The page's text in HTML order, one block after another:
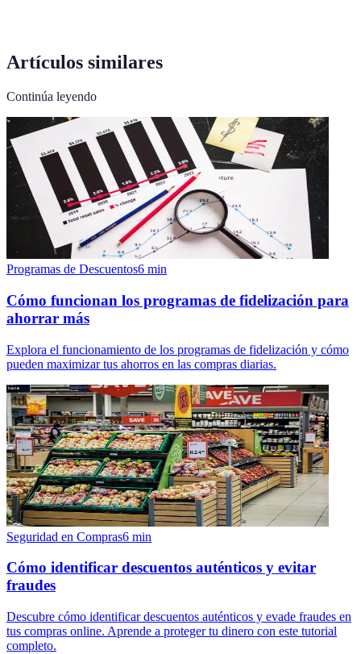
Artículos similares
Continúa leyendo
Programas de Descuentos6 min
Cómo funcionan los programas de fidelización para
ahorrar más
Explora el funcionamiento de los programas de fidelización y cómo
pueden maximizar tus ahorros en las compras diarias.
Seguridad en Compras6 min
Cómo identificar descuentos auténticos y evitar
fraudes
Descubre cómo identificar descuentos auténticos y evade fraudes en
tus compras online. Aprende a proteger tu dinero con este tutorial
completo.